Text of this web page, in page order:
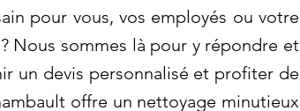
pour vous, vos employés ou votre
Nous sommes là pour y répondre et
un devis personnalisé et profiter de
offre un nettoyage minutieux